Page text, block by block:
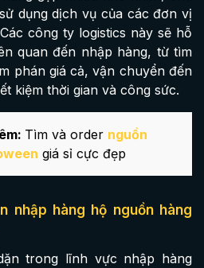
dụng dịch vụ của các đơn vị
công ty logistics này sẽ hỗ
quan đến nhập hàng, từ tìm
phán giá cả, vận chuyển đến
kiệm thời gian và công sức.
Tìm và order nguồn
giá sỉ cực đẹp
nhập hàng hộ nguồn hàng
trong lĩnh vực nhập hàng